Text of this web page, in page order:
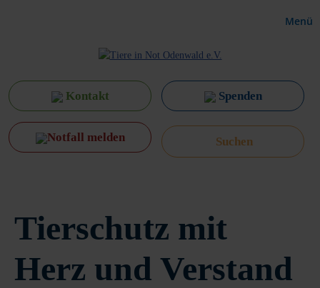
Menü
Kontakt Spenden
Notfall melden
Tierschutz mit
Herz und Verstand